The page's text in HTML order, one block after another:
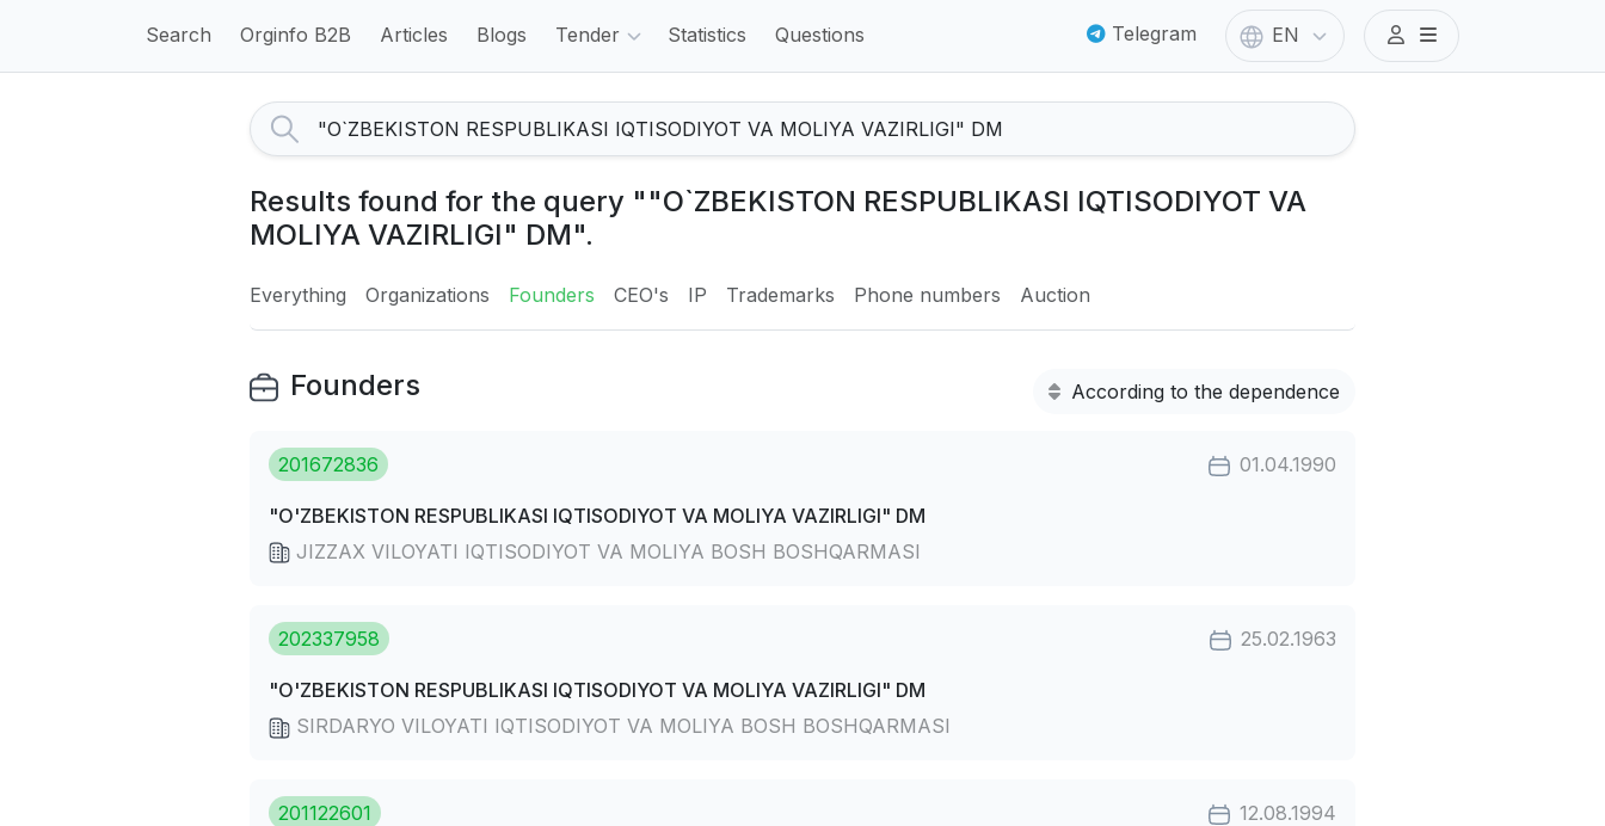
Search Orginfo B2B Articles Blogs Tender Statistics Questions Telegram EN
Results found for the query ""O`ZBEKISTON RESPUBLIKASI IQTISODIYOT VA
MOLIYA VAZIRLIGI" DM".
Everything Organizations Founders CEO's IP Trademarks Phone numbers Auction
Founders According to the dependence
201672836 01.04.1990
"O'ZBEKISTON RESPUBLIKASI IQTISODIYOT VA MOLIYA VAZIRLIGI" DM
JIZZAX VILOYATI IQTISODIYOT VA MOLIYA BOSH BOSHQARMASI
202337958 25.02.1963
"O'ZBEKISTON RESPUBLIKASI IQTISODIYOT VA MOLIYA VAZIRLIGI" DM
SIRDARYO VILOYATI IQTISODIYOT VA MOLIYA BOSH BOSHQARMASI
201122601 12.08.1994